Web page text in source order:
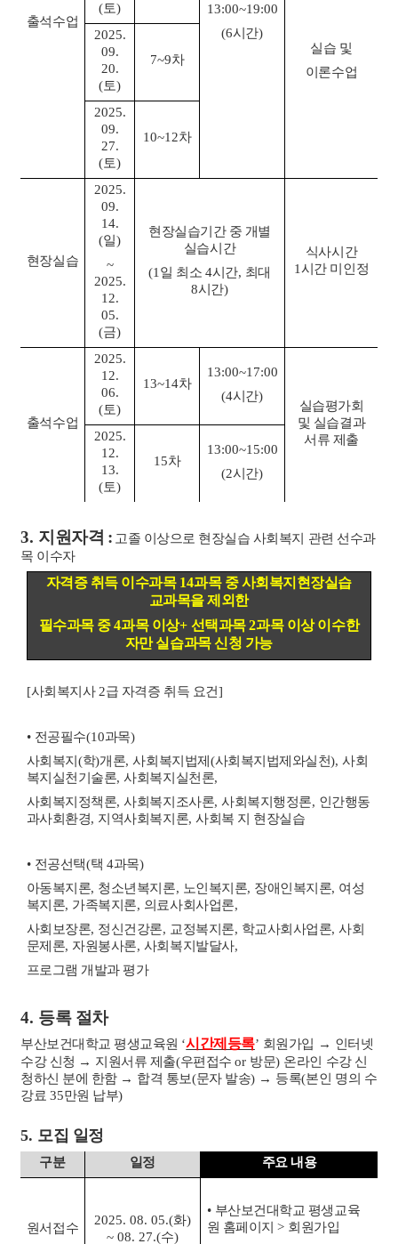
출석수업
13:00~19:00
(6시간)
(토)
실습 및
이론수업
2025.
09.
20.
(토)
7~9차
2025.
09.
27.
(토)
10~12차
현장실습
2025.
09.
14.
(일)
~
2025.
12.
05.
(금)
현장실습기간 중 개별
실습시간
(1일 최소 4시간, 최대
8시간)
식사시간
1시간 미인정
출석수업
2025.
12.
06.
(토)
13~14차
13:00~17:00
(4시간)
실습평가회
및 실습결과
서류 제출
2025.
12.
13.
(토)
15차
13:00~15:00
(2시간)
3. 지원자격 : 고졸 이상으로 현장실습 사회복지 관련 선수과
목 이수자
자격증 취득 이수과목 14과목 중 사회복지현장실습
교과목을 제외한
필수과목 중4과목 이상+ 선택과목2과목 이상 이수한
자만 실습과목 신청 가능
[사회복지사2급 자격증 취득 요건]
• 전공필수(10과목)
사회복지 (학)개론,사회복지법제 (사회복지법제와실천),사회
복지실천기술론,사회복지실천론,
사회복지정책론,사회복지조사론,사회복지행정론, 인간행동
과사회환경, 지역사회복지론,사회복 지 현장실습
• 전공선택(택 4과목)
아동복지론, 청소년복지론, 노인복지론, 장애인복지론, 여성
복지론, 가족복지론, 의료사회사업론,
사회보장론, 정신건강론, 교정복지론, 학교사회사업론,사회
문제론, 자원봉사론, 사회복지발달사,
프로그램 개발과 평가
4. 등록 절차
부산보건대학교 평생교육원 ‘시간제등록’ 회원가입 → 인터넷
수강 신청 → 지원서류 제출(우편접수or 방문) 온라인 수강 신
청하신 분에 한함 → 합격 통보(문자 발송) → 등록(본인 명의 수
강료 35만원 납부)
5. 모집 일정
구분 일정 주요 내용
원서접수
2025. 08. 05.(화)
~ 08. 27.(수)
• 부산보건대학교 평생교육
원 홈페이지> 회원가입